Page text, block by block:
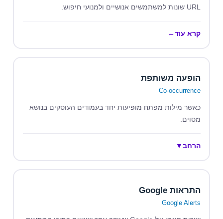
URL שונות למשתמשים אנושיים ולמנועי חיפוש.
קרא עוד←
הופעה משותפת
Co-occurrence
כאשר מילות מפתח מופיעות יחד בעמודים העוסקים בנושא
מסוים.
הרחב▼
התראות Google
Google Alerts